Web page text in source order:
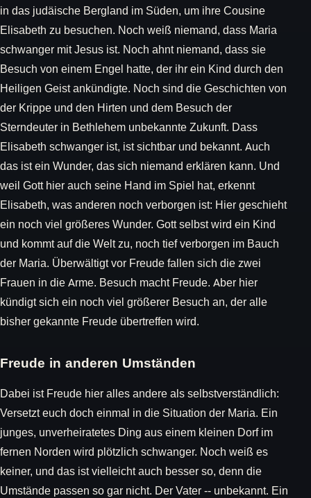
in das judäische Bergland im Süden, um ihre Cousine
Elisabeth zu besuchen. Noch weiß niemand, dass Maria
schwanger mit Jesus ist. Noch ahnt niemand, dass sie
Besuch von einem Engel hatte, der ihr ein Kind durch den
Heiligen Geist ankündigte. Noch sind die Geschichten von
der Krippe und den Hirten und dem Besuch der
Sterndeuter in Bethlehem unbekannte Zukunft. Dass
Elisabeth schwanger ist, ist sichtbar und bekannt. Auch
das ist ein Wunder, das sich niemand erklären kann. Und
weil Gott hier auch seine Hand im Spiel hat, erkennt
Elisabeth, was anderen noch verborgen ist: Hier geschieht
ein noch viel größeres Wunder. Gott selbst wird ein Kind
und kommt auf die Welt zu, noch tief verborgen im Bauch
der Maria. Überwältigt vor Freude fallen sich die zwei
Frauen in die Arme. Besuch macht Freude. Aber hier
kündigt sich ein noch viel größerer Besuch an, der alle
bisher gekannte Freude übertreffen wird.
Freude in anderen Umständen
Dabei ist Freude hier alles andere als selbstverständlich:
Versetzt euch doch einmal in die Situation der Maria. Ein
junges, unverheiratetes Ding aus einem kleinen Dorf im
fernen Norden wird plötzlich schwanger. Noch weiß es
keiner, und das ist vielleicht auch besser so, denn die
Umstände passen so gar nicht. Der Vater -- unbekannt. Ein